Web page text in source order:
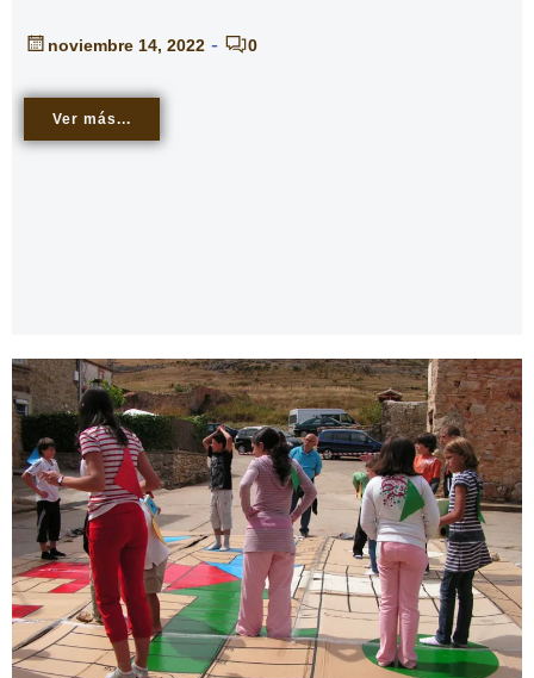
noviembre 14, 2022 - 0
Ver más...